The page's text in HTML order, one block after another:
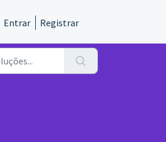
Entrar Registrar